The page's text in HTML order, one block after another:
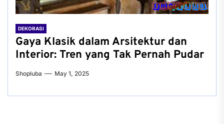
DEKORASI
Gaya Klasik dalam Arsitektur dan
Interior: Tren yang Tak Pernah Pudar
Shopluba May 1, 2025